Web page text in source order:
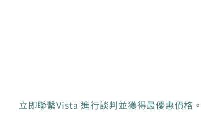
立即聯繫Vista 進行談判並獲得最優惠價格。